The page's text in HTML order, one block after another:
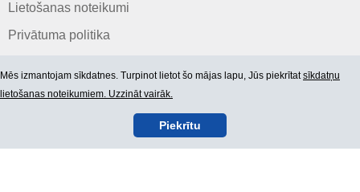
Lietošanas noteikumi
Privātuma politika
Mēs izmantojam sīkdatnes. Turpinot lietot šo mājas lapu, Jūs piekrītatsīkdatņu
lietošanas noteikumiem. Uzzināt vairāk.
Piekrītu